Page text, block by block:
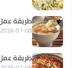
طريقة عمل رز
2026-07-08
طريقة عمل